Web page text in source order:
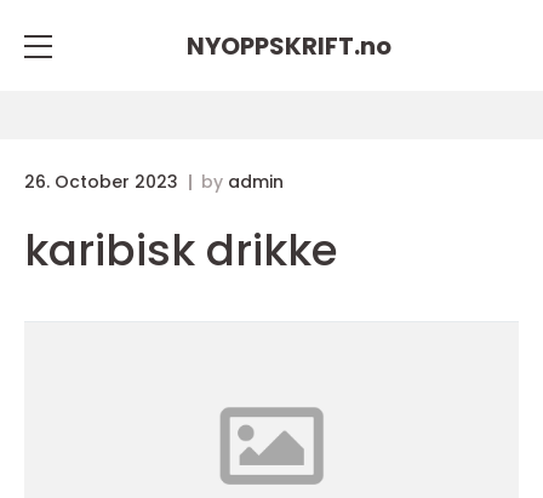
NYOPPSKRIFT.no
26. October 2023 by admin
karibisk drikke